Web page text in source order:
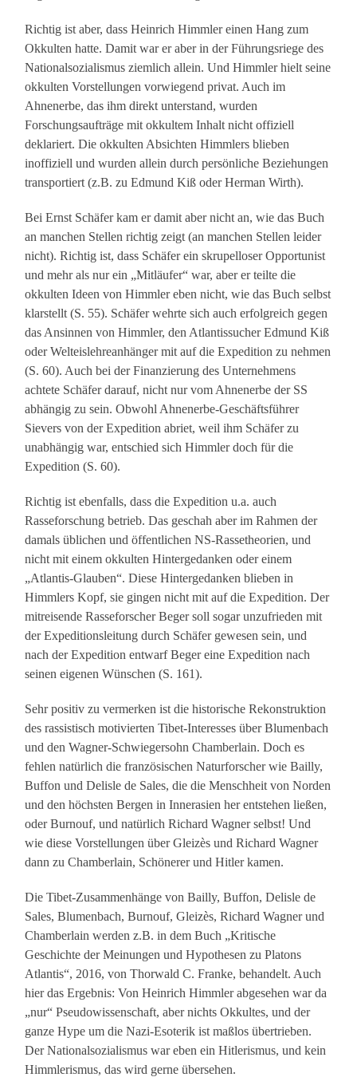
Richtig ist aber, dass Heinrich Himmler einen Hang zum
Okkulten hatte. Damit war er aber in der Führungsriege des
Nationalsozialismus ziemlich allein. Und Himmler hielt seine
okkulten Vorstellungen vorwiegend privat. Auch im
Ahnenerbe, das ihm direkt unterstand, wurden
Forschungsaufträge mit okkultem Inhalt nicht offiziell
deklariert. Die okkulten Absichten Himmlers blieben
inoffiziell und wurden allein durch persönliche Beziehungen
transportiert (z.B. zu Edmund Kiß oder Herman Wirth).
Bei Ernst Schäfer kam er damit aber nicht an, wie das Buch
an manchen Stellen richtig zeigt (an manchen Stellen leider
nicht). Richtig ist, dass Schäfer ein skrupelloser Opportunist
und mehr als nur ein „Mitläufer“ war, aber er teilte die
okkulten Ideen von Himmler eben nicht, wie das Buch selbst
klarstellt (S. 55). Schäfer wehrte sich auch erfolgreich gegen
das Ansinnen von Himmler, den Atlantissucher Edmund Kiß
oder Welteislehreanhänger mit auf die Expedition zu nehmen
(S. 60). Auch bei der Finanzierung des Unternehmens
achtete Schäfer darauf, nicht nur vom Ahnenerbe der SS
abhängig zu sein. Obwohl Ahnenerbe-Geschäftsführer
Sievers von der Expedition abriet, weil ihm Schäfer zu
unabhängig war, entschied sich Himmler doch für die
Expedition (S. 60).
Richtig ist ebenfalls, dass die Expedition u.a. auch
Rasseforschung betrieb. Das geschah aber im Rahmen der
damals üblichen und öffentlichen NS-Rassetheorien, und
nicht mit einem okkulten Hintergedanken oder einem
„Atlantis-Glauben“. Diese Hintergedanken blieben in
Himmlers Kopf, sie gingen nicht mit auf die Expedition. Der
mitreisende Rasseforscher Beger soll sogar unzufrieden mit
der Expeditionsleitung durch Schäfer gewesen sein, und
nach der Expedition entwarf Beger eine Expedition nach
seinen eigenen Wünschen (S. 161).
Sehr positiv zu vermerken ist die historische Rekonstruktion
des rassistisch motivierten Tibet-Interesses über Blumenbach
und den Wagner-Schwiegersohn Chamberlain. Doch es
fehlen natürlich die französischen Naturforscher wie Bailly,
Buffon und Delisle de Sales, die die Menschheit von Norden
und den höchsten Bergen in Innerasien her entstehen ließen,
oder Burnouf, und natürlich Richard Wagner selbst! Und
wie diese Vorstellungen über Gleizès und Richard Wagner
dann zu Chamberlain, Schönerer und Hitler kamen.
Die Tibet-Zusammenhänge von Bailly, Buffon, Delisle de
Sales, Blumenbach, Burnouf, Gleizès, Richard Wagner und
Chamberlain werden z.B. in dem Buch „Kritische
Geschichte der Meinungen und Hypothesen zu Platons
Atlantis“, 2016, von Thorwald C. Franke, behandelt. Auch
hier das Ergebnis: Von Heinrich Himmler abgesehen war da
„nur“ Pseudowissenschaft, aber nichts Okkultes, und der
ganze Hype um die Nazi-Esoterik ist maßlos übertrieben.
Der Nationalsozialismus war eben ein Hitlerismus, und kein
Himmlerismus, das wird gerne übersehen.